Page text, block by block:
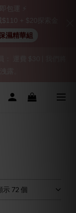
享$15購物金
私保護、加密付款、
示 72 個
包運 ⚡
+ $20探索金
濕精華組